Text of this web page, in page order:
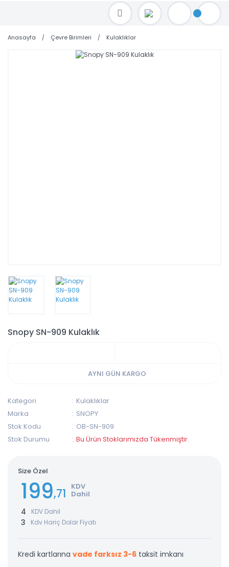
TOPTAN FİYAT ALMAK İÇİN satis@toptanbilgisayar.net MAİL ATINIZ.
SİPARİŞLERİNİZİ AYNI GÜN KARGO İLE GÖNDERİYORUZ!
Anasayfa Çevre Birimleri Kulaklıklar
Snopy SN-909 Kulaklık
AYNI GÜN KARGO
Kategori
Kulaklıklar
Marka
SNOPY
Stok Kodu
OB-SN-909
Stok Durumu
Bu Ürün Stoklarımızda Tükenmiştir.
Size Özel
199,71 KDV
Dahil
4 KDV Dahil
3 Kdv Hariç Dolar Fiyatı
Kredi kartlarına vade farksız 3-6 taksit imkanı